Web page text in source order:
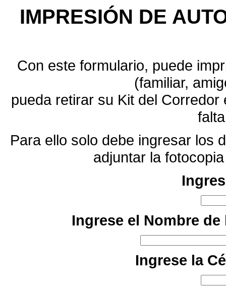
IMPRESIÓN DE
Con este formulario, puede
(familiar,
pueda retirar su Kit del
Para ello solo debe ingresar los
adjuntar la
Ingrese el Nombre
Ingrese la